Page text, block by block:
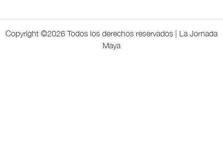
Copyright ©2026 Todos los derechos reservados | La Jornada
Maya